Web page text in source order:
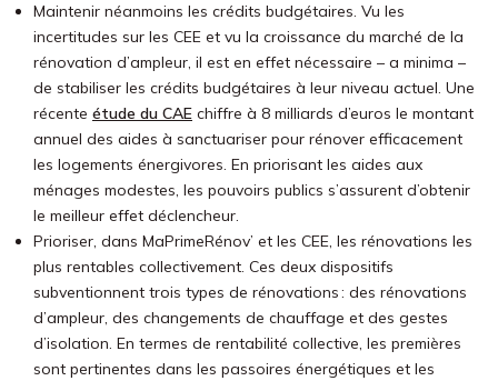
Maintenir néanmoins les crédits budgétaires. Vu les
incertitudes sur les CEE et vu la croissance du marché de la
rénovation d’ampleur, il est en effet nécessaire – a minima –
de stabiliser les crédits budgétaires à leur niveau actuel. Une
récente étude du CAE chiffre à 8 milliards d’euros le montant
annuel des aides à sanctuariser pour rénover efficacement
les logements énergivores. En priorisant les aides aux
ménages modestes, les pouvoirs publics s’assurent d’obtenir
le meilleur effet déclencheur.
Prioriser, dans MaPrimeRénov’ et les CEE, les rénovations les
plus rentables collectivement. Ces deux dispositifs
subventionnent trois types de rénovations : des rénovations
d’ampleur, des changements de chauffage et des gestes
d’isolation. En termes de rentabilité collective, les premières
sont pertinentes dans les passoires énergétiques et les